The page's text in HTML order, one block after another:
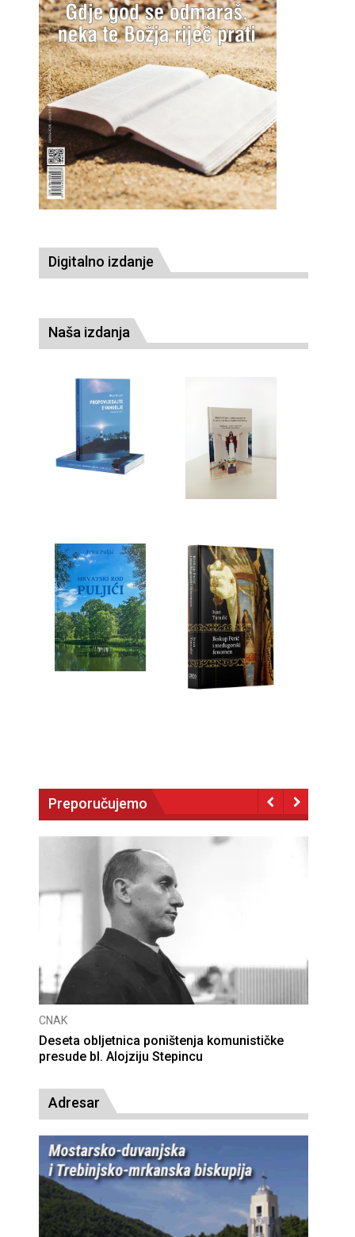
Digitalno izdanje
Naša izdanja
Preporučujemo
CNAK
Deseta obljetnica poništenja komunističke
presude bl. Alojziju Stepincu
Adresar